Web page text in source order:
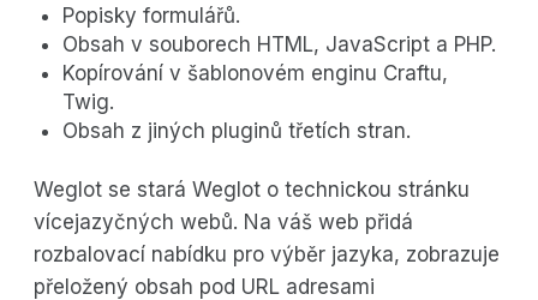
Popisky formulářů.
Obsah v souborech HTML, JavaScript a PHP.
Kopírování v šablonovém enginu Craftu,
Twig.
Obsah z jiných pluginů třetích stran.
Weglot se stará Weglot o technickou stránku
vícejazyčných webů. Na váš web přidá
rozbalovací nabídku pro výběr jazyka, zobrazuje
přeložený obsah pod URL adresami